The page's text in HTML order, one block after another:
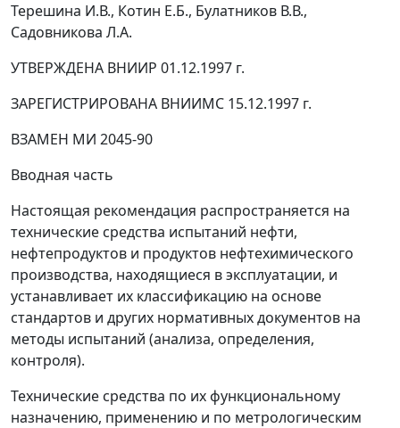
Терешина И.В., Котин Е.Б., Булатников В.В.,
Садовникова Л.А.
УТВЕРЖДЕНА ВНИИР 01.12.1997 г.
ЗАРЕГИСТРИРОВАНА ВНИИМС 15.12.1997 г.
ВЗАМЕН МИ 2045-90
Вводная часть
Настоящая рекомендация распространяется на
технические средства испытаний нефти,
нефтепродуктов и продуктов нефтехимического
производства, находящиеся в эксплуатации, и
устанавливает их классификацию на основе
стандартов и других нормативных документов на
методы испытаний (анализа, определения,
контроля).
Технические средства по их функциональному
назначению, применению и по метрологическим